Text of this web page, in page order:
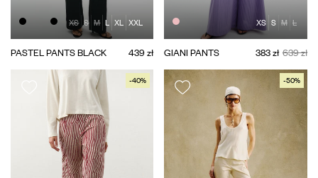
XS S M L XL XXL
PASTEL PANTS BLACK 439 zł
XS S M L
GIANI PANTS 383 zł 639 zł
-40% -50%